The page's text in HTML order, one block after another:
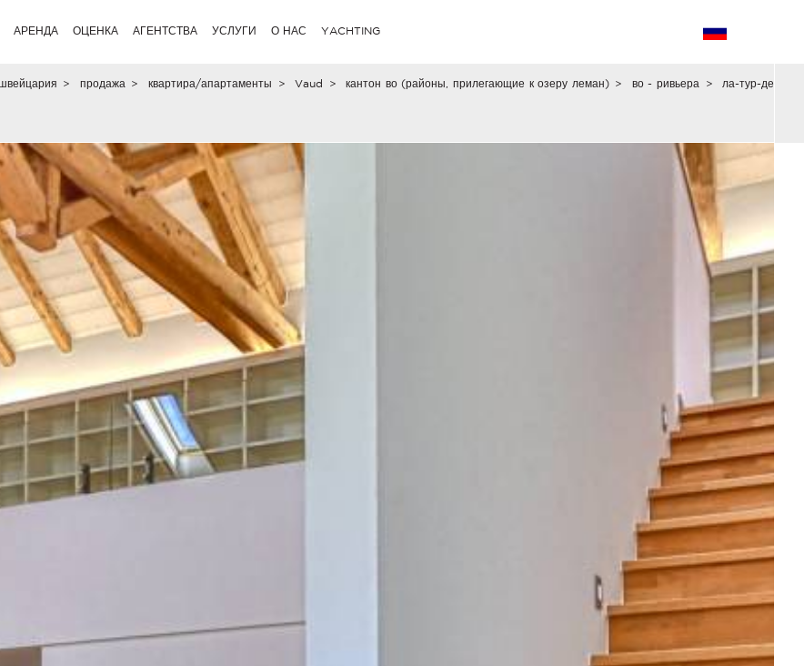
АРЕНДА ОЦЕНКА АГЕНТСТВА УСЛУГИ О НАС YACHTING
> продажа > квартира/апартаменты > Vaud > кантон во (районы, прилегающие к озеру леман) > во - ривьера > ла-тур-де